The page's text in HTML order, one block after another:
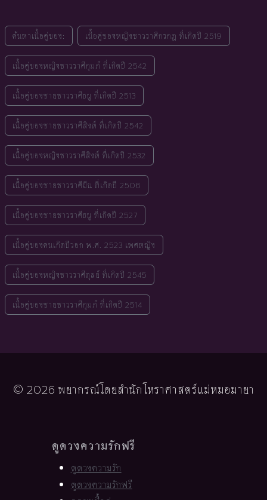
ค้นหาเนื้อคู่ของ: เนื้อคู่ของหญิงชาวราศีกรกฎ ที่เกิดปี 2519
เนื้อคู่ของหญิงชาวราศีกุมภ์ ที่เกิดปี 2542
เนื้อคู่ของชายชาวราศีธนู ที่เกิดปี 2513
เนื้อคู่ของชายชาวราศีสิงห์ ที่เกิดปี 2542
เนื้อคู่ของหญิงชาวราศีสิงห์ ที่เกิดปี 2532
เนื้อคู่ของชายชาวราศีมีน ที่เกิดปี 2508
เนื้อคู่ของชายชาวราศีธนู ที่เกิดปี 2527
เนื้อคู่ของคนเกิดปีวอก พ.ศ. 2523 เพศหญิง
เนื้อคู่ของหญิงชาวราศีตุลย์ ที่เกิดปี 2545
เนื้อคู่ของชายชาวราศีกุมภ์ ที่เกิดปี 2514
© 2026 พยากรณ์โดยสำนักโหราศาสตร์แม่หมอมายา
ดูดวงความรักฟรี
ดูดวงความรัก
ดูดวงความรักฟรี